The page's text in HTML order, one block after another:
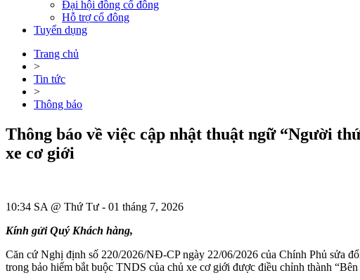
Đại hội đồng cổ đông
Hỗ trợ cổ đông
Tuyển dụng
Trang chủ
>
Tin tức
>
Thông báo
Thông báo về việc cập nhật thuật ngữ “Người
xe cơ giới
10:34 SA @ Thứ Tư - 01 tháng 7, 2026
Kính gửi Quý Khách hàng,
Căn cứ Nghị định số 220/2026/NĐ-CP ngày 22/06/2026 của Chính Phủ sửa
trong bảo hiểm bắt buộc TNDS của chủ xe cơ giới được điều chỉnh thành “Bên